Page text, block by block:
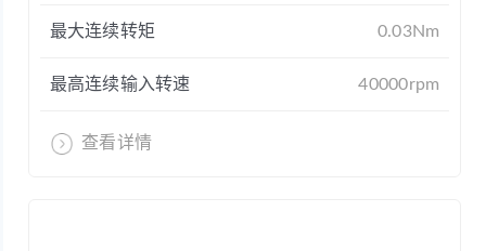
最大连续转矩 0.03Nm
最高连续输入转速 40000rpm
查看详情